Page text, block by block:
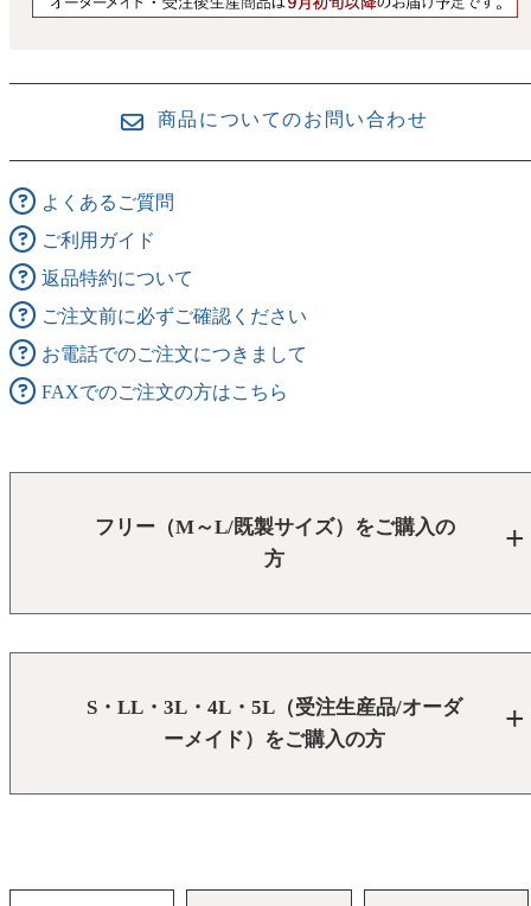
商品についてのお問い合わせ
よくあるご質問
ご利用ガイド
返品特約について
ご注文前に必ずご確認ください
お電話でのご注文につきまして
FAXでのご注文の方はこちら
フリー（M～L/既製サイズ）をご購入の
方
S・LL・3L・4L・5L（受注生産品/オーダ
ーメイド）をご購入の方